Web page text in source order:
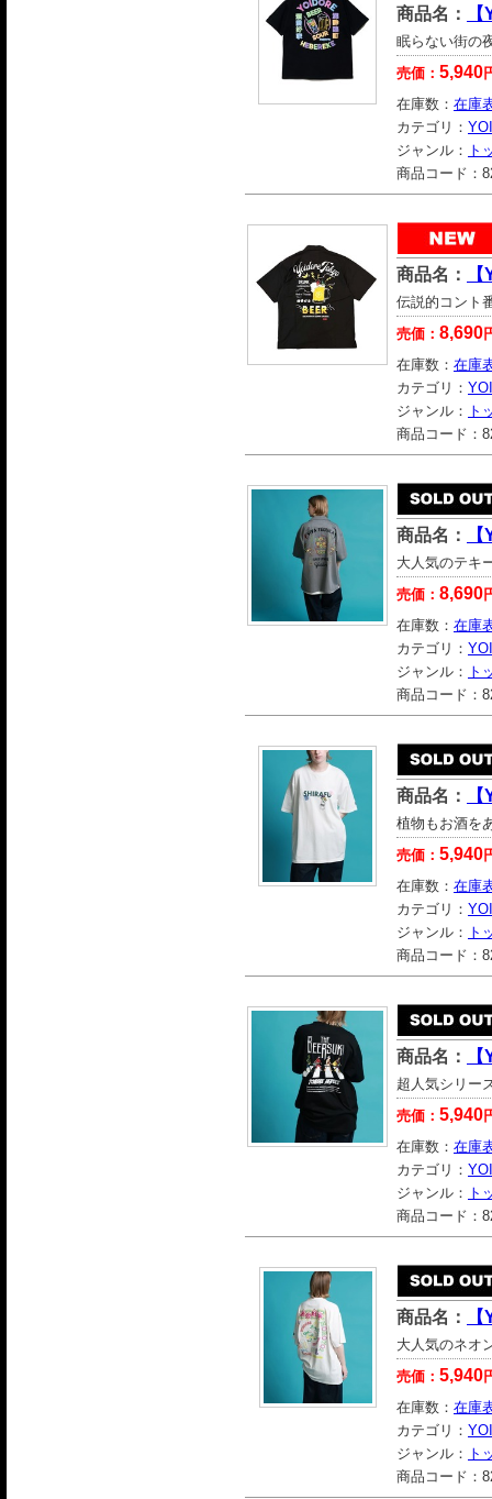
商品名：
眠らない街の
売価： 5,940
在庫数： 在庫
カテゴリ：
ジャンル： ト
商品コード：
商品名：
伝説的コント
売価： 8,690
在庫数： 在庫
カテゴリ：
ジャンル： ト
商品コード：
商品名：
大人気のテキ
売価： 8,690
在庫数： 在庫
カテゴリ：
ジャンル： ト
商品コード：
商品名：
植物もお酒を
売価： 5,940
在庫数： 在庫
カテゴリ：
ジャンル： ト
商品コード：
商品名：
超人気シリー
売価： 5,940
在庫数： 在庫
カテゴリ：
ジャンル： ト
商品コード：
商品名：
大人気のネオ
売価： 5,940
在庫数： 在庫
カテゴリ：
ジャンル： ト
商品コード：